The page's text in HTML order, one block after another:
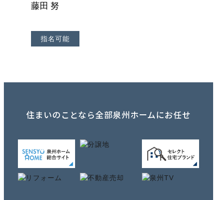
藤田 努
指名可能
住まいのことなら全部泉州ホームにお任せ